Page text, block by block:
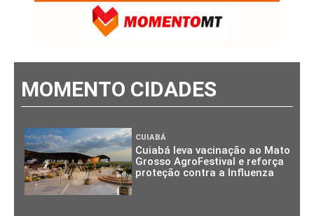
MOMENTO CIDADES
CUIABÁ
Cuiabá leva vacinação ao Mato
Grosso AgroFestival e reforça
proteção contra a Influenza